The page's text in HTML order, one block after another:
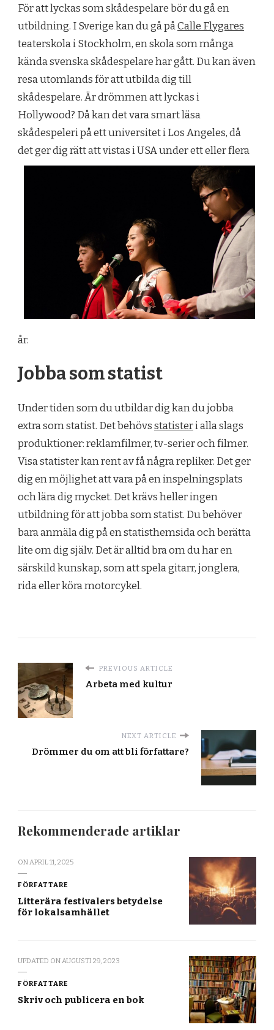
För att lyckas som skådespelare bör du gå en
utbildning. I Sverige kan du gå påCalle Flygares
teaterskola i Stockholm, en skola som många
kända svenska skådespelare har gått. Du kan även
resa utomlands för att utbilda dig till
skådespelare. Är drömmen att lyckas i
Hollywood? Då kan det vara smart läsa
skådespeleri på ett universitet i Los Angeles, då
det ger dig rätt att vistas i USA under ett eller flera
år.
Jobba som statist
Under tiden som du utbildar dig kan du jobba
extra som statist. Det behövsstatisteri alla slags
produktioner: reklamfilmer, tv-serier och filmer.
Visa statister kan rent av få några repliker. Det ger
dig en möjlighet att vara på en inspelningsplats
och lära dig mycket. Det krävs heller ingen
utbildning för att jobba som statist. Du behöver
bara anmäla dig på en statisthemsida och berätta
lite om dig själv. Det är alltid bra om du har en
särskild kunskap, som att spela gitarr, jonglera,
rida eller köra motorcykel.
PREVIOUS ARTICLE
Arbeta med kultur
NEXT ARTICLE
Drömmer du om att bli författare?
Rekommenderade artiklar
ONAPRIL 11, 2025
FÖRFATTARE
Litterära festivalers betydelse
för lokalsamhället
UPDATED ONAUGUSTI 29, 2023
FÖRFATTARE
Skriv och publicera en bok